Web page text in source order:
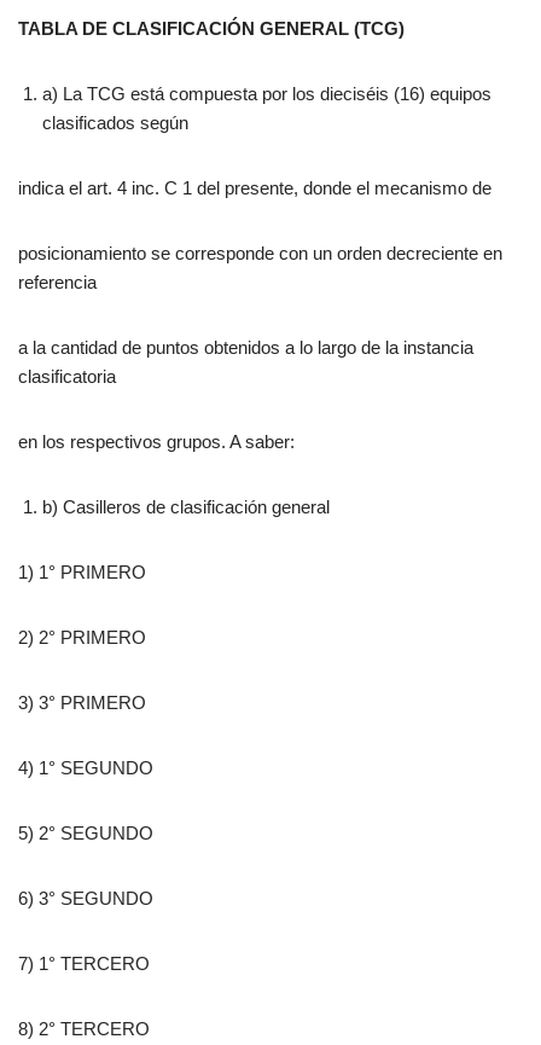
TABLA DE CLASIFICACIÓN GENERAL (TCG)
a) La TCG está compuesta por los dieciséis (16) equipos
clasificados según
indica el art. 4 inc. C 1 del presente, donde el mecanismo de
posicionamiento se corresponde con un orden decreciente en
referencia
a la cantidad de puntos obtenidos a lo largo de la instancia
clasificatoria
en los respectivos grupos. A saber:
b) Casilleros de clasificación general
1) 1° PRIMERO
2) 2° PRIMERO
3) 3° PRIMERO
4) 1° SEGUNDO
5) 2° SEGUNDO
6) 3° SEGUNDO
7) 1° TERCERO
8) 2° TERCERO